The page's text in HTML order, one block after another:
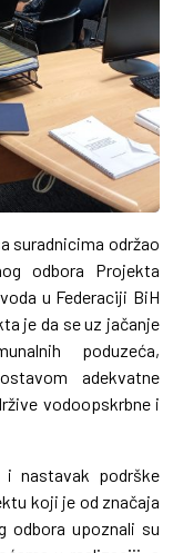
suradnicima održao
odbora Projekta
u Federaciji BiH
je da se uz jačanje
poduzeća,
adekvatne
vodoopskrbne i
i nastavak podrške
koji je od značaja
odbora upoznali su